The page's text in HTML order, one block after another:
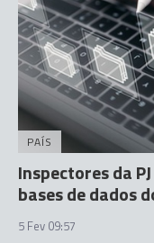
PAÍS
Inspectores da
bases de dados
5 Fev 09:57